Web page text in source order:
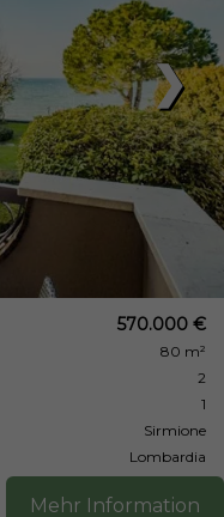
❯
570.000 €
80 m²
2
1
Sirmione
Lombardia
Mehr Information